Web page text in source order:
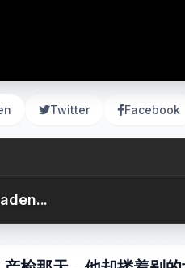
Twitter Facebook